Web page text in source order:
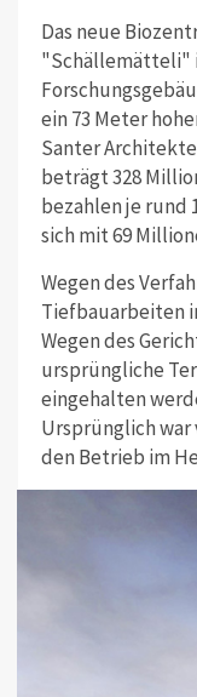
Das neue
"Schällemätteli"
ein 73 Meter
Santer
beträgt 328
bezahlen je rund
sich mit 69
Wegen des
Tiefbauarbeiten
Wegen des
ursprüngliche
eingehalten
Ursprünglich war
den Betrieb im